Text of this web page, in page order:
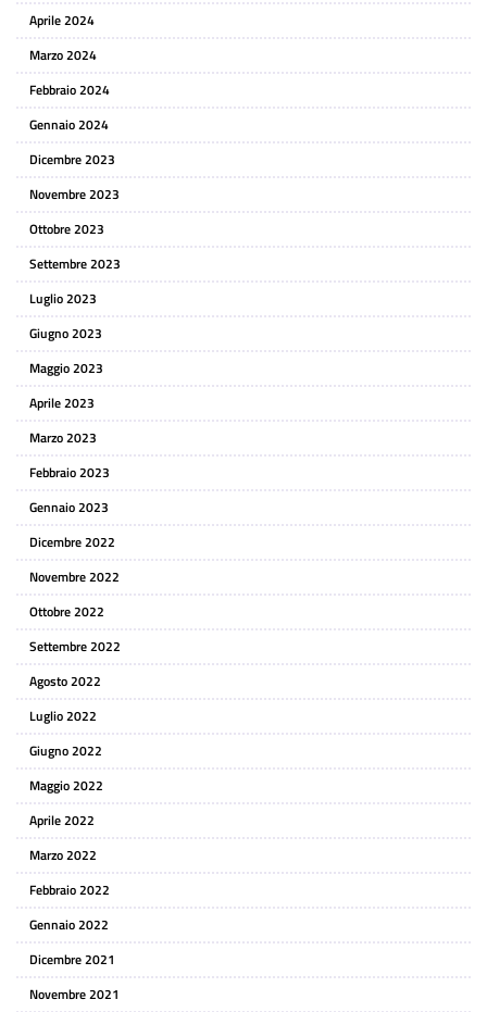
Aprile 2024
Marzo 2024
Febbraio 2024
Gennaio 2024
Dicembre 2023
Novembre 2023
Ottobre 2023
Settembre 2023
Luglio 2023
Giugno 2023
Maggio 2023
Aprile 2023
Marzo 2023
Febbraio 2023
Gennaio 2023
Dicembre 2022
Novembre 2022
Ottobre 2022
Settembre 2022
Agosto 2022
Luglio 2022
Giugno 2022
Maggio 2022
Aprile 2022
Marzo 2022
Febbraio 2022
Gennaio 2022
Dicembre 2021
Novembre 2021